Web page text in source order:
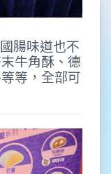
腸味道也不
牛角酥、德
等，全部可